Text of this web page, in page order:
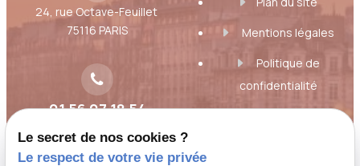
24, rue Octave-Feuillet
75116 PARIS
01 56 07 18 54
Mentions légales
Politique de
confidentialité
Gestion des cookies
A propos
Le secret de nos cookies ?
Le respect de votre vie privée